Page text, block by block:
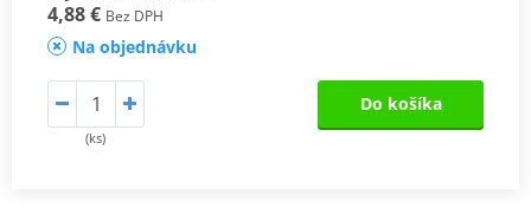
4,88 € Bez DPH
Na objednávku
(ks)
Do košíka